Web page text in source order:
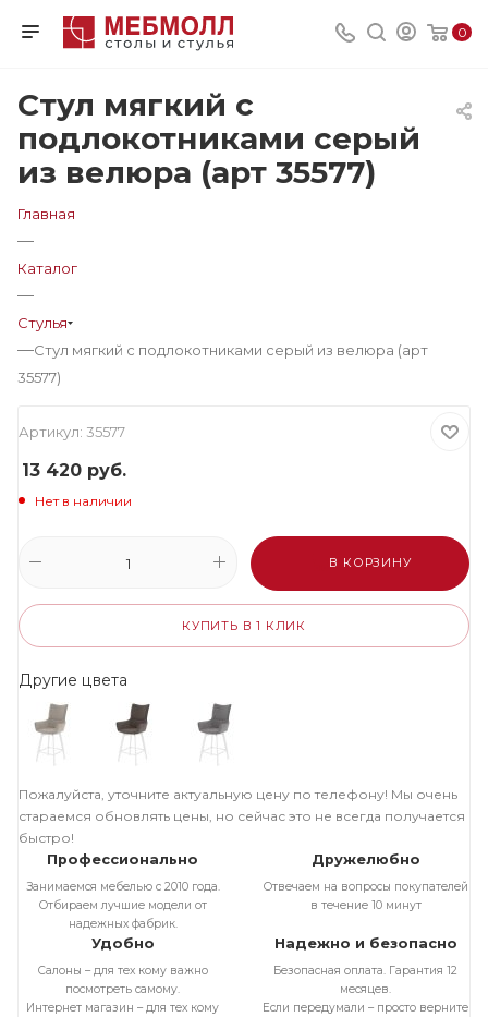
0
Стул мягкий с
подлокотниками серый
из велюра (арт 35577)
Главная
—
Каталог
—
Стулья
—Стул мягкий с подлокотниками серый из велюра (арт
35577)
Артикул: 35577
13 420 руб.
Нет в наличии
В КОРЗИНУ
КУПИТЬ В 1 КЛИК
Другие цвета
Пожалуйста, уточните актуальную цену по телефону! Мы очень
стараемся обновлять цены, но сейчас это не всегда получается
быстро!
Профессионально
Занимаемся мебелью с 2010 года.
Отбираем лучшие модели от
надежных фабрик.
Дружелюбно
Отвечаем на вопросы покупателей
в течение 10 минут
Удобно
Салоны – для тех кому важно
посмотреть самому.
Интернет магазин – для тех кому
Надежно и безопасно
Безопасная оплата. Гарантия 12
месяцев.
Если передумали – просто верните